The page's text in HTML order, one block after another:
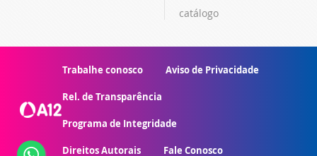
catálogo
Trabalhe conosco Aviso de Privacidade
Rel. de Transparência
Programa de Integridade
Direitos Autorais Fale Conosco